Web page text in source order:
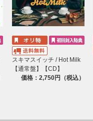
スキマスイッチ / Hot Milk
【通常盤】【CD】
価格：2,750円（税込）